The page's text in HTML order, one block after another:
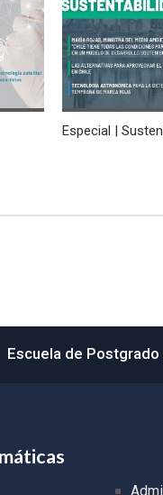
Especial |
Escuela de